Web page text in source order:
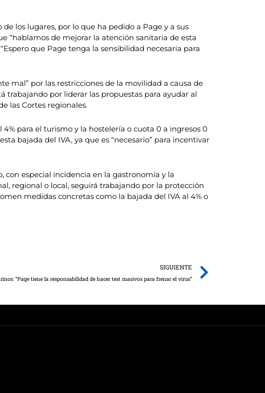
los lugares, por lo que ha pedido a Page y a sus
“hablamos de mejorar la atención sanitaria de esta
que Page tenga la sensibilidad necesaria para
mal” por las restricciones de la movilidad a causa de
trabajando por liderar las propuestas para ayudar al
las Cortes regionales.
para el turismo y la hostelería o cuota 0 a ingresos 0
bajada del IVA, ya que es “necesario” para incentivar
especial incidencia en la gastronomía y la
regional o local, seguirá trabajando por la protección
medidas concretas como la bajada del IVA al 4% o
SIGUIENTE
“Page tiene la responsabilidad de hacer test masivos para frenar el virus”